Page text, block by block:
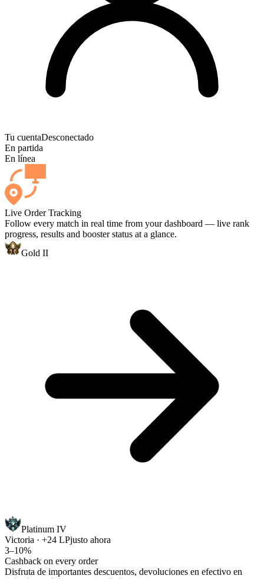
Tu cuentaDesconectado
En partida
En línea
Live Order Tracking
Follow every match in real time from your dashboard — live rank
progress, results and booster status at a glance.
Gold II
Platinum IV
Victoria · +24 LPjusto ahora
3–10%
Cashback on every order
Disfruta de importantes descuentos, devoluciones en efectivo en